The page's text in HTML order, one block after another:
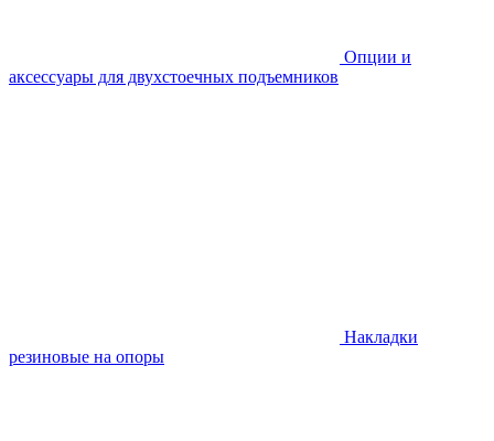
Опции и
аксессуары для двухстоечных подъемников
Накладки
резиновые на опоры